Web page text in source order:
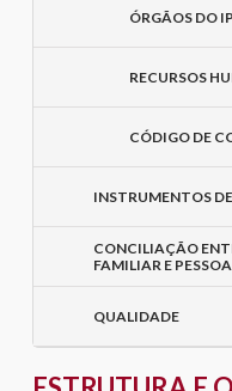
ÓRGÃOS DO
RECURSOS
CÓDIGO DE
INSTRUMENTOS
CONCILIAÇÃO
FAMILIAR E
QUALIDADE